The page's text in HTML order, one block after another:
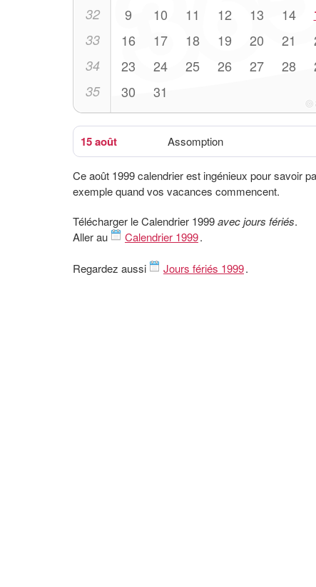
32 9 10 11 12 13 14
33 16 17 18 19 20 21
34 23 24 25 26 27 28
35 30 31
15 août Assomption
Ce août 1999 calendrier est ingénieux pour savoir
exemple quand vos vacances commencent.
Télécharger le Calendrier 1999avec jours fériés.
Aller au
Calendrier 1999.
Regardez aussi Jours fériés 1999.